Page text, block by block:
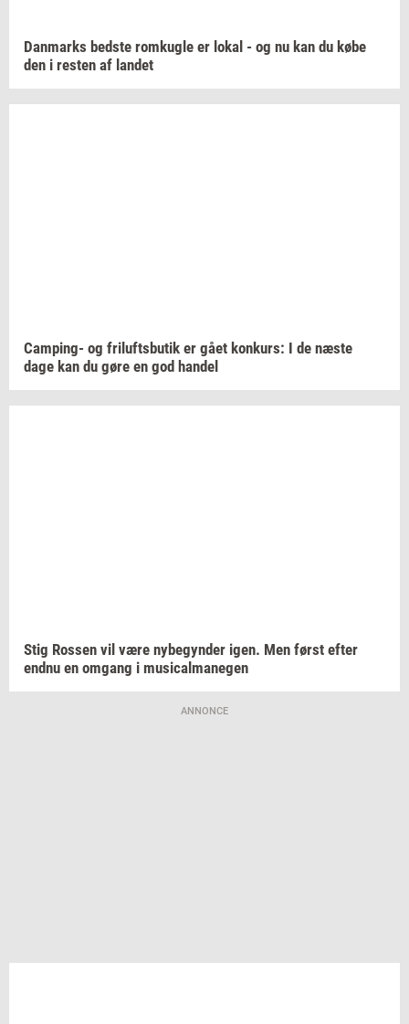
Dan­marks bed­ste rom­kug­le er lokal - og nu kan du købe
den i re­sten af lan­det
Camping-​ og fril­ufts­bu­tik er gået kon­kurs: I de næste
dage kan du gøre en god han­del
Stig Ros­sen vil være ny­be­gyn­der igen. Men først efter
endnu en om­gang i mu­si­cal­ma­ne­gen
ANNONCE